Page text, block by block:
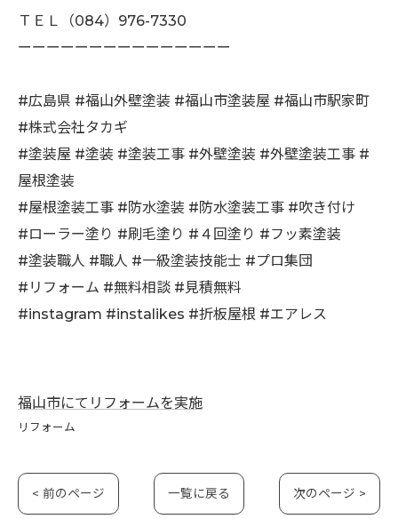
ＴＥＬ（084）976-7330
ーーーーーーーーーーーーーーー
#広島県 #福山外壁塗装 #福山市塗装屋 #福山市駅家町
#株式会社タカギ
#塗装屋 #塗装 #塗装工事 #外壁塗装 #外壁塗装工事 #
屋根塗装
#屋根塗装工事 #防水塗装 #防水塗装工事 #吹き付け
#ローラー塗り #刷毛塗り #４回塗り #フッ素塗装
#塗装職人 #職人 #一級塗装技能士 #プロ集団
#リフォーム #無料相談 #見積無料
#instagram #instalikes #折板屋根 #エアレス
福山市にてリフォームを実施
リフォーム
< 前のページ 一覧に戻る 次のページ >